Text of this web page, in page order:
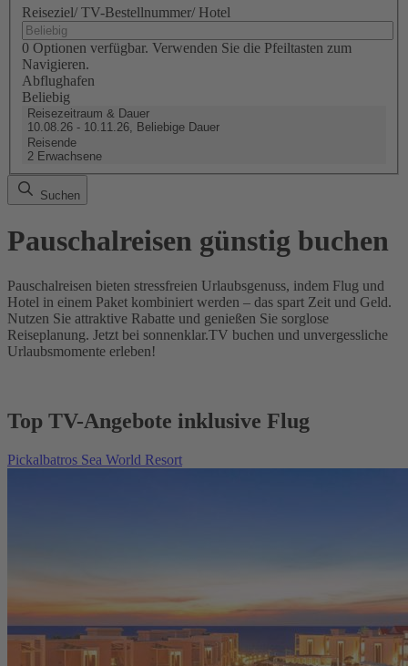
Reiseziel/ TV-Bestellnummer/ Hotel
0 Optionen verfügbar. Verwenden Sie die Pfeiltasten zum
Navigieren.
Abflughafen
Beliebig
Reisezeitraum & Dauer
10.08.26 - 10.11.26, Beliebige Dauer
Reisende
2 Erwachsene
Suchen
Pauschalreisen günstig buchen
Pauschalreisen bieten stressfreien Urlaubsgenuss, indem Flug und
Hotel in einem Paket kombiniert werden – das spart Zeit und Geld.
Nutzen Sie attraktive Rabatte und genießen Sie sorglose
Reiseplanung. Jetzt bei sonnenklar.TV buchen und unvergessliche
Urlaubsmomente erleben!
Top TV-Angebote inklusive Flug
Pickalbatros Sea World Resort